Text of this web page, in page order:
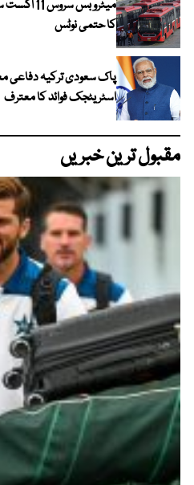
میٹرو بس
کا حتمی نوٹس
پاک سعودی ترکیہ دفاعی
اسٹریٹجک فوائد کا معترف
مقبول ترین خبریں